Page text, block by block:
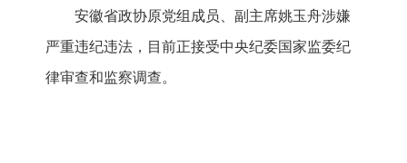
安徽省政协原党组成员、副主席姚玉舟涉嫌
严重违纪违法，目前正接受中央纪委国家监委纪
律审查和监察调查。